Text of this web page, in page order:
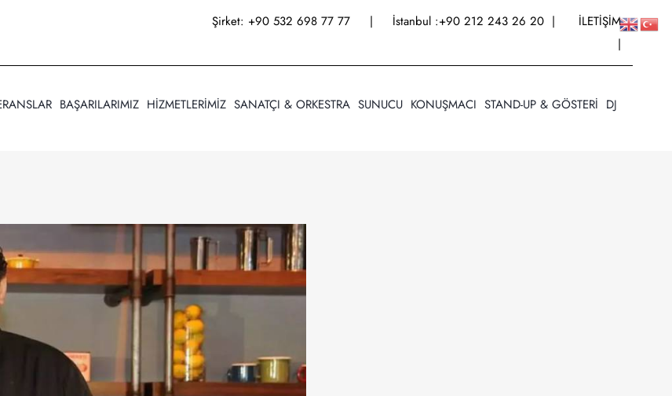
Şirket: +90 532 698 77 77| İstanbul :+90 212 243 26 20|
İLETİŞİM
|
BAŞARILARIMIZ HİZMETLERİMİZ SANATÇI & ORKESTRA SUNUCU KONUŞMACI STAND-UP & GÖSTERİ DJ